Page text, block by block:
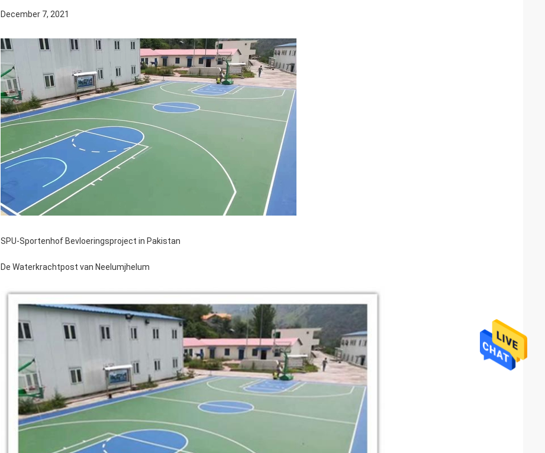
December 7, 2021
SPU-Sportenhof Bevloeringsproject in Pakistan
De Waterkrachtpost van Neelumjhelum